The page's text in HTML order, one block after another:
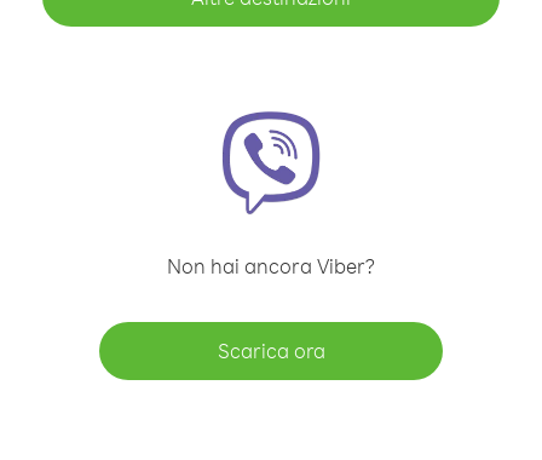
Non hai ancora Viber?
Scarica ora